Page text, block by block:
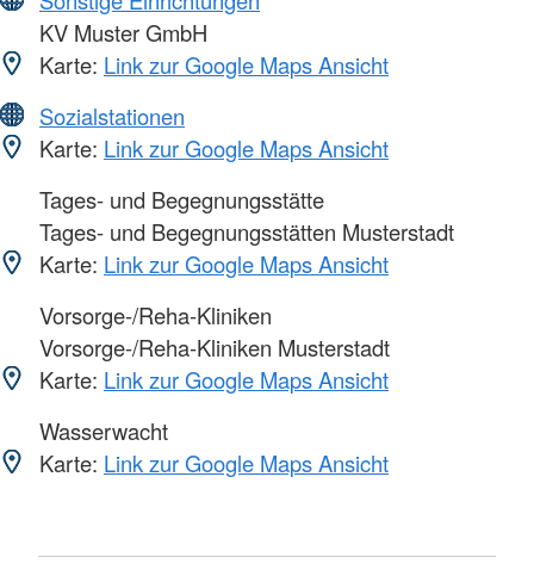
KV Muster GmbH
Karte: Link zur Google Maps Ansicht
Sozialstationen
Karte: Link zur Google Maps Ansicht
Tages- und Begegnungsstätte
Tages- und Begegnungsstätten Musterstadt
Karte: Link zur Google Maps Ansicht
Vorsorge-/Reha-Kliniken
Vorsorge-/Reha-Kliniken Musterstadt
Karte: Link zur Google Maps Ansicht
Wasserwacht
Karte: Link zur Google Maps Ansicht